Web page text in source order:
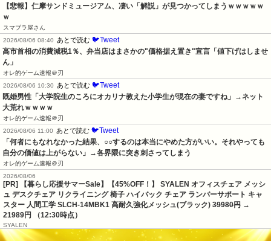
【悲報】仁摩サンドミュージアム、凄い「解説」が見つかってしまうｗｗｗｗｗ
ｗ
スマブラ屋さん
2026/08/06 08:40
あとで読む 🐦Tweet
高市首相の消費減税1％、弁当店はまさかの"価格据え置き"宣言「値下げはしませ
ん」
オレ的ゲーム速報＠刃
2026/08/06 10:30
あとで読む 🐦Tweet
既婚男性「大学院生のころにオカリナ教えた小学生が現在の妻ですね」→ネット
大荒れｗｗｗｗ
オレ的ゲーム速報＠刃
2026/08/06 11:00
あとで読む 🐦Tweet
「何者にもなれなかった結果、○○するのは本当にやめた方がいい。それやっても
自分の価値は上がらない」→各界隈に突き刺さってしまう
オレ的ゲーム速報＠刃
2026/08/06
[PR] 【暮らし応援サマーSale】【45%OFF！】 SYALEN オフィスチェア メッシ
ュ デスクチェア リクライニング 椅子 ハイバック チェア ランバーサポート キャ
スター 人間工学 SLCH-14MBK1 高耐久強化メッシュ(ブラック) 39980円 →
21989円 （12:30時点）
SYALEN